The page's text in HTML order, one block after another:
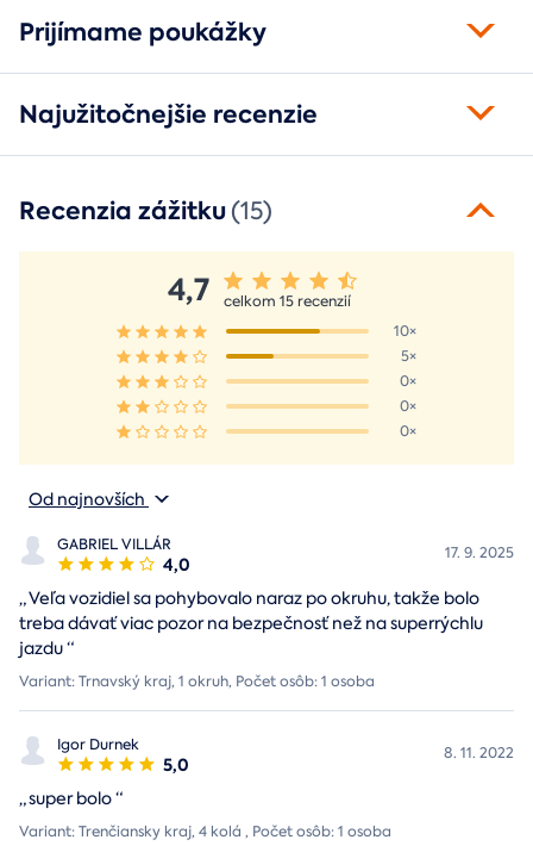
Prijímame poukážky
Najužitočnejšie recenzie
Recenzia zážitku(15)
4,7
celkom 15 recenzií
10×
5×
0×
0×
0×
Od najnovších
GABRIEL VILLÁR
4,0 17. 9. 2025
„Veľa vozidiel sa pohybovalo naraz po okruhu, takže bolo
treba dávať viac pozor na bezpečnosť než na superrýchlu
jazdu“
Variant: Trnavský kraj, 1 okruh, Počet osôb: 1 osoba
Igor Durnek
5,0 8. 11. 2022
„super bolo“
Variant: Trenčiansky kraj, 4 kolá , Počet osôb: 1 osoba